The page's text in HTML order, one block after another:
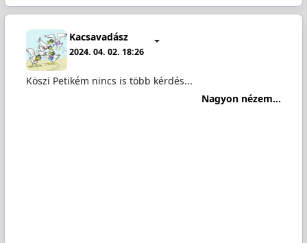
Kacsavadász
2024. 04. 02. 18:26
Köszi Petikém nincs is több kérdés...
Nagyon nézem...